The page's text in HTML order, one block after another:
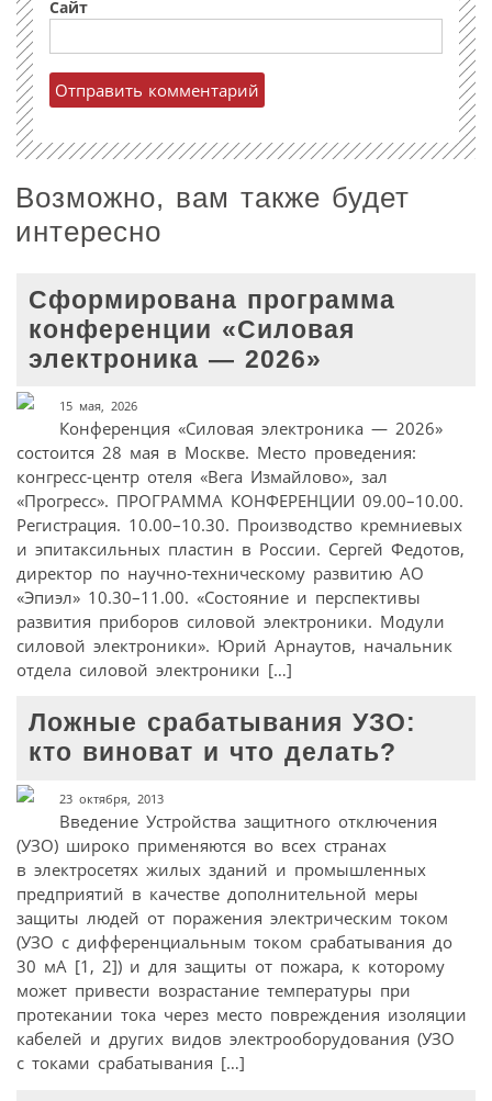
Сайт
Возможно, вам также будет
интересно
Сформирована программа
конференции «Силовая
электроника — 2026»
15 мая, 2026
Конференция «Силовая электроника — 2026»
состоится 28 мая в Москве. Место проведения:
конгресс-центр отеля «Вега Измайлово», зал
«Прогресс». ПРОГРАММА КОНФЕРЕНЦИИ 09.00–10.00.
Регистрация. 10.00–10.30. Производство кремниевых
и эпитаксильных пластин в России. Сергей Федотов,
директор по научно-техническому развитию АО
«Эпиэл» 10.30–11.00. «Состояние и перспективы
развития приборов силовой электроники. Модули
силовой электроники». Юрий Арнаутов, начальник
отдела силовой электроники […]
Ложные срабатывания УЗО:
кто виноват и что делать?
23 октября, 2013
Введение Устройства защитного отключения
(УЗО) широко применяются во всех странах
в электросетях жилых зданий и промышленных
предприятий в качестве дополнительной меры
защиты людей от поражения электрическим током
(УЗО с дифференциальным током срабатывания до
30 мА [1, 2]) и для защиты от пожара, к которому
может привести возрастание температуры при
протекании тока через место повреждения изоляции
кабелей и других видов электрооборудования (УЗО
с токами срабатывания […]